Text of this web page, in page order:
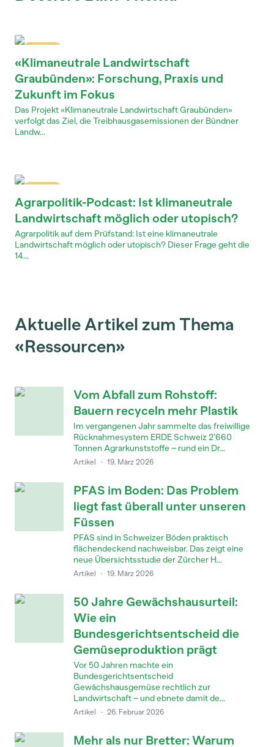
«Klimaneutrale Landwirtschaft
Graubünden»: Forschung, Praxis und
Zukunft im Fokus
Das Projekt «Klimaneutrale Landwirtschaft Graubünden»
verfolgt das Ziel, die Treibhausgasemissionen der Bündner
Landw...
Agrarpolitik-Podcast: Ist klimaneutrale
Landwirtschaft möglich oder utopisch?
Agrarpolitik auf dem Prüfstand: Ist eine klimaneutrale
Landwirtschaft möglich oder utopisch? Dieser Frage geht die
14...
Aktuelle Artikel zum Thema
«Ressourcen»
Vom Abfall zum Rohstoff:
Bauern recyceln mehr Plastik
Im vergangenen Jahr sammelte das freiwillige
Rücknahmesystem ERDE Schweiz 2’660
Tonnen Agrarkunststoffe – rund ein Dr...
Artikel · 19. März 2026
PFAS im Boden: Das Problem
liegt fast überall unter unseren
Füssen
PFAS sind in Schweizer Böden praktisch
flächendeckend nachweisbar. Das zeigt eine
neue Übersichtsstudie der Zürcher H...
Artikel · 19. März 2026
50 Jahre Gewächshausurteil:
Wie ein
Bundesgerichtsentscheid die
Gemüseproduktion prägt
Vor 50 Jahren machte ein
Bundesgerichtsentscheid
Gewächshausgemüse rechtlich zur
Landwirtschaft – und ebnete damit de...
Artikel · 26. Februar 2026
Mehr als nur Bretter: Warum